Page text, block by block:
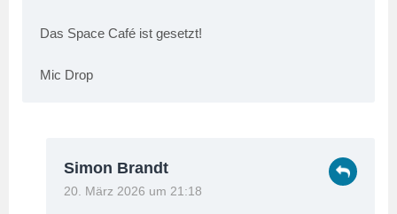
Das Space Café ist gesetzt!
Mic Drop
Simon Brandt
20. März 2026 um 21:18